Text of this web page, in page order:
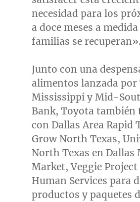
necesidad para los
a doce meses a
familias se recuperan».
Junto con una
alimentos lanzada por
Mississippi y Mid-
Bank, Toyota también
con Dallas Area Rapid
Grow North Texas,
North Texas en Dallas
Market, Veggie
Human Services para
productos y paquetes